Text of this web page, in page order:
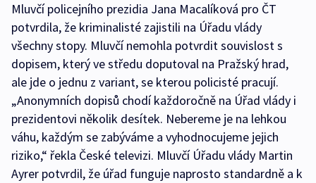
Mluvčí policejního prezidia Jana Macalíková pro ČT
potvrdila, že kriminalisté zajistili na Úřadu vlády
všechny stopy. Mluvčí nemohla potvrdit souvislost s
dopisem, který ve středu doputoval na Pražský hrad,
ale jde o jednu z variant, se kterou policisté pracují.
„Anonymních dopisů chodí každoročně na Úřad vlády i
prezidentovi několik desítek. Nebereme je na lehkou
váhu, každým se zabýváme a vyhodnocujeme jejich
riziko,“ řekla České televizi. Mluvčí Úřadu vlády Martin
Ayrer potvrdil, že úřad funguje naprosto standardně a k